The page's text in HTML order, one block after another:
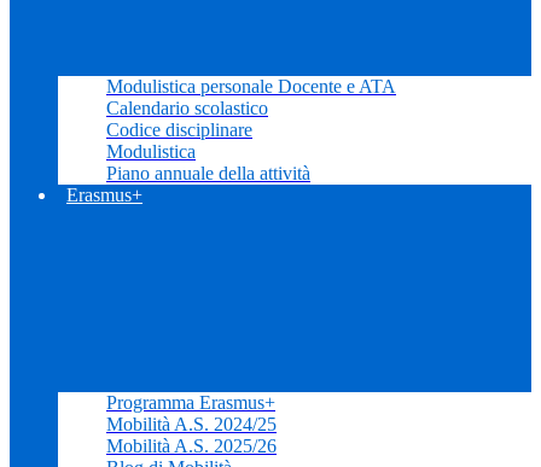
Modulistica personale Docente e ATA
Calendario scolastico
Codice disciplinare
Modulistica
Piano annuale della attività
Erasmus+
Programma Erasmus+
Mobilità A.S. 2024/25
Mobilità A.S. 2025/26